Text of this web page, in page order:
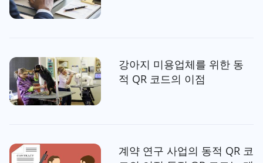
강아지 미용업체를 위한 동
적 QR 코드의 이점
계약 연구 사업의 동적 QR 코